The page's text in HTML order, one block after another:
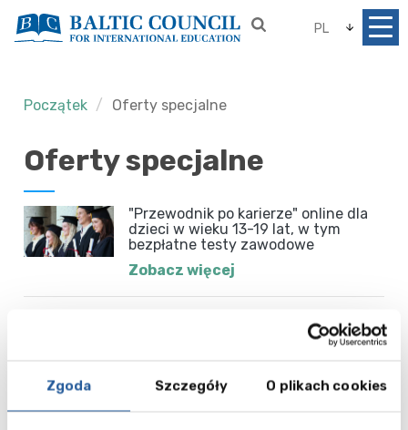
Zgoda Szczegóły O plikach cookies
PL
Początek Oferty specjalne
Oferty specjalne
"Przewodnik po karierze" online dla
dzieci w wieku 13-19 lat, w tym
bezpłatne testy zawodowe
Zobacz więcej
egzaminów IELTS i Cambridge w
Zobacz więcej